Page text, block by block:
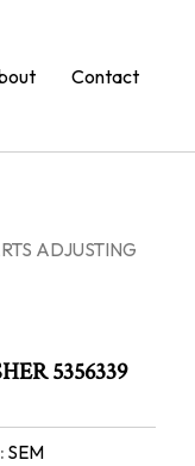
Contact
ADJUSTING
5356339
SEM